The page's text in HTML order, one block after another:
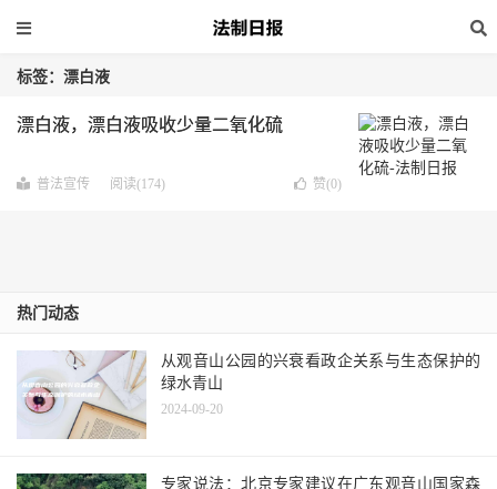
标签：漂白液
漂白液，漂白液吸收少量二氧化硫
普法宣传 阅读(174) 赞(0)
热门动态
从观音山公园的兴衰看政企关系与生态保护的
绿水青山
2024-09-20
专家说法：北京专家建议在广东观音山国家森